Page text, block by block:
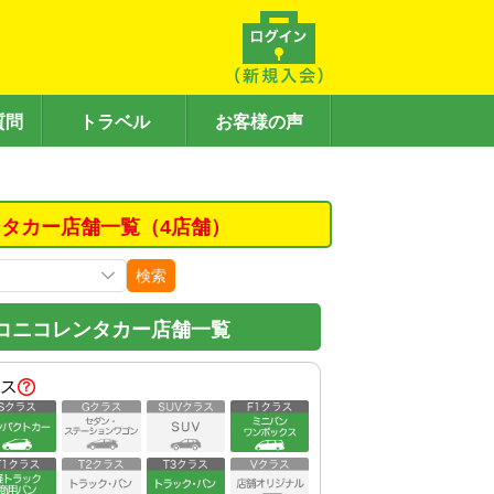
問 トラベル お客様の声
カー店舗一覧（4店舗）
検索
ニコレンタカー店舗一覧